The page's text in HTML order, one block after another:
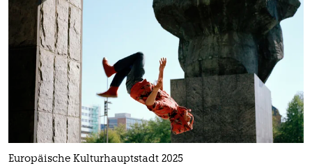
Europäische Kulturhauptstadt 2025